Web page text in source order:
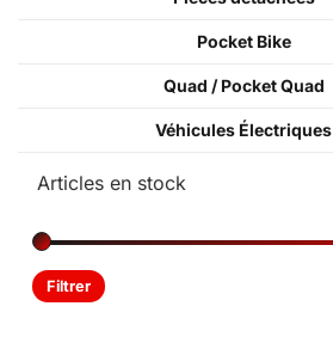
Pocket Bike
Quad / Pocket Quad
Véhicules Électriques
Filtrer